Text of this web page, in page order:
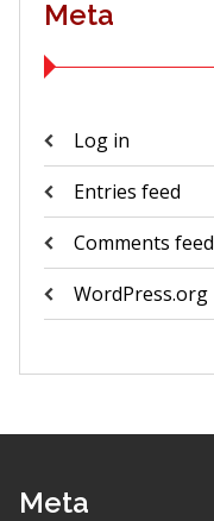
Meta
Log in
Entries feed
Comments feed
WordPress.org
Meta